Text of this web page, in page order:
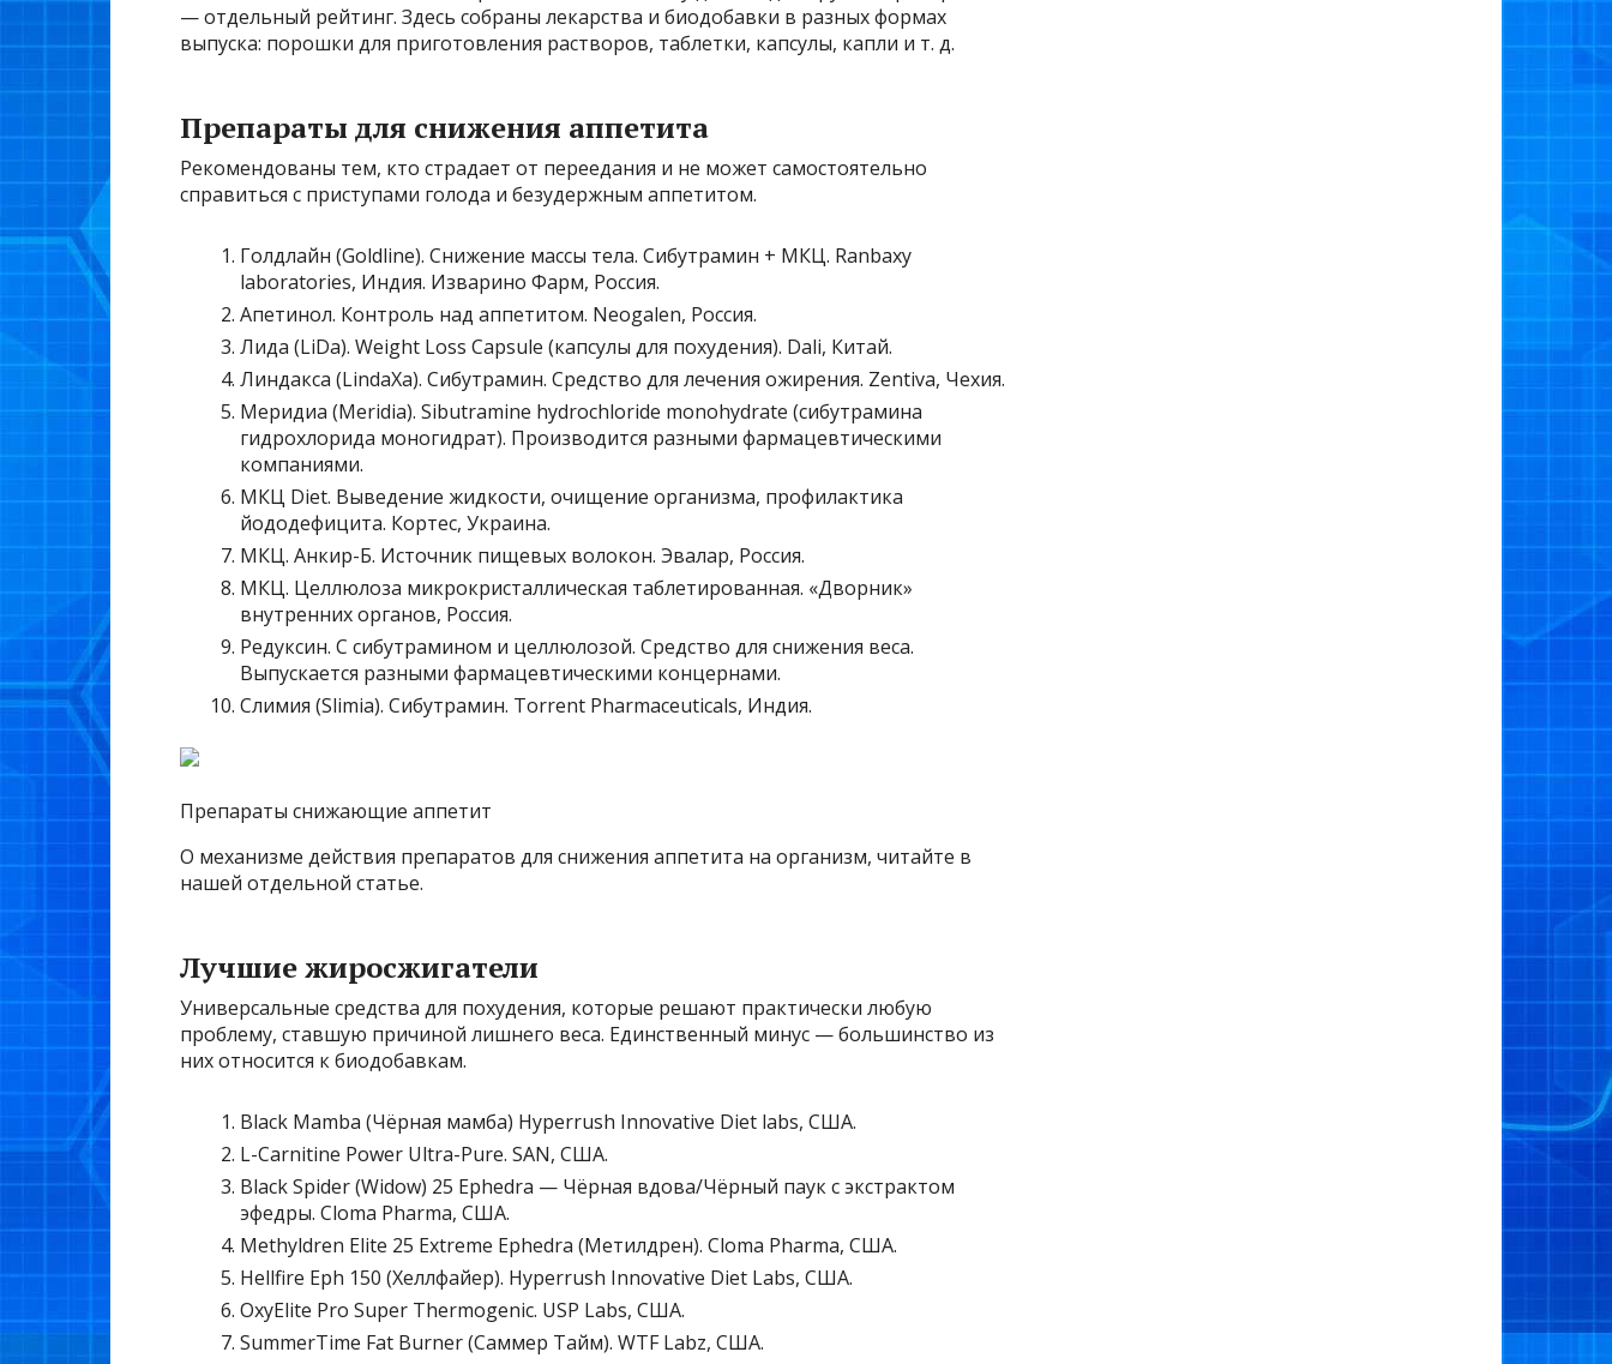
— отдельный рейтинг. Здесь собраны лекарства и биодобавки в разных формах
выпуска: порошки для приготовления растворов, таблетки, капсулы, капли и т. д.
Препараты для снижения аппетита
Рекомендованы тем, кто страдает от переедания и не может самостоятельно
справиться с приступами голода и безудержным аппетитом.
Голдлайн (Goldline). Снижение массы тела. Сибутрамин + МКЦ. Ranbaxy
laboratories, Индия. Изварино Фарм, Россия.
Апетинол. Контроль над аппетитом. Neogalen, Россия.
Лида (LiDa). Weight Loss Capsule (капсулы для похудения). Dali, Китай.
Линдакса (LindaXa). Сибутрамин. Средство для лечения ожирения. Zentiva, Чехия.
Меридиа (Meridia). Sibutramine hydrochloride monohydrate (сибутрамина
гидрохлорида моногидрат). Производится разными фармацевтическими
компаниями.
МКЦ Diet. Выведение жидкости, очищение организма, профилактика
йододефицита. Кортес, Украина.
МКЦ. Анкир-Б. Источник пищевых волокон. Эвалар, Россия.
МКЦ. Целлюлоза микрокристаллическая таблетированная. «Дворник»
внутренних органов, Россия.
Редуксин. С сибутрамином и целлюлозой. Средство для снижения веса.
Выпускается разными фармацевтическими концернами.
Слимия (Slimia). Сибутрамин. Torrent Pharmaceuticals, Индия.
Препараты снижающие аппетит
О механизме действия препаратов для снижения аппетита на организм, читайте в
нашей отдельной статье.
Лучшие жиросжигатели
Универсальные средства для похудения, которые решают практически любую
проблему, ставшую причиной лишнего веса. Единственный минус — большинство из
них относится к биодобавкам.
Black Mamba (Чёрная мамба) Hyperrush Innovative Diet labs, США.
L-Carnitine Power Ultra-Pure. SAN, США.
Black Spider (Widow) 25 Ephedra — Чёрная вдова/Чёрный паук с экстрактом
эфедры. Cloma Pharma, США.
Methyldren Elite 25 Extreme Ephedra (Метилдрен). Cloma Pharma, США.
Hellfire Eph 150 (Хеллфайер). Hyperrush Innovative Diet Labs, США.
OxyElite Pro Super Thermogenic. USP Labs, США.
SummerTime Fat Burner (Саммер Тайм). WTF Labz, США.